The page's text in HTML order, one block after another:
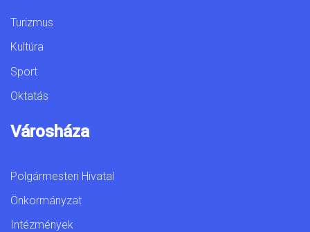
Turizmus
Kultúra
Sport
Oktatás
Városháza
Polgármesteri Hivatal
Önkormányzat
Intézmények